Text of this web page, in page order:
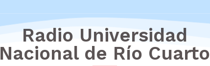
Radio Universidad
Nacional de Río Cuarto